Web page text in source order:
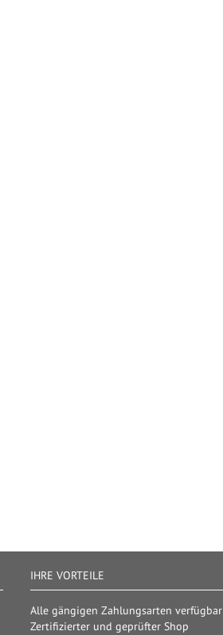
IHRE VORTEILE
Alle gängigen Zahlungsarten verfügbar
Zertifizierter und geprüfter Shop